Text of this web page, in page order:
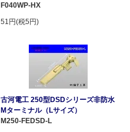
F040WP-HX
51円(税5円)
古河電工 250型DSDシリーズ非防水
Mターミナル（Lサイズ）
M250-FEDSD-L